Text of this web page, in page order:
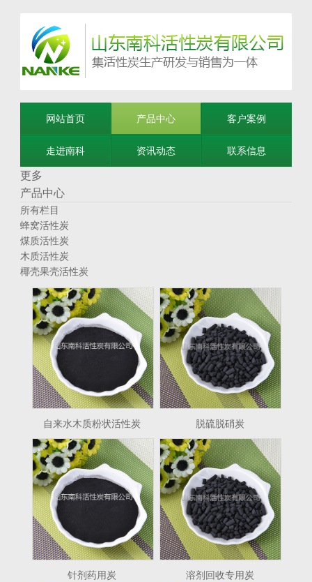
网站首页 产品中心 客户案例
走进南科 资讯动态 联系信息
更多
产品中心
所有栏目
蜂窝活性炭
煤质活性炭
木质活性炭
椰壳果壳活性炭
自来水木质粉状活性炭 脱硫脱硝炭
针剂药用炭 溶剂回收专用炭